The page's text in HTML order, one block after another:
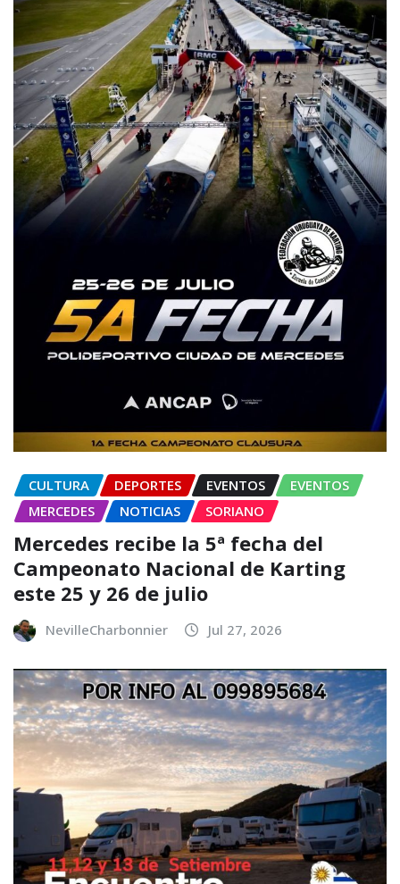
CULTURA DEPORTES EVENTOS
EVENTOS
MERCEDES
NOTICIAS SORIANO
Mercedes recibe la 5ª fecha del
Campeonato Nacional de Karting
este 25 y 26 de julio
NevilleCharbonnier Jul 27, 2026